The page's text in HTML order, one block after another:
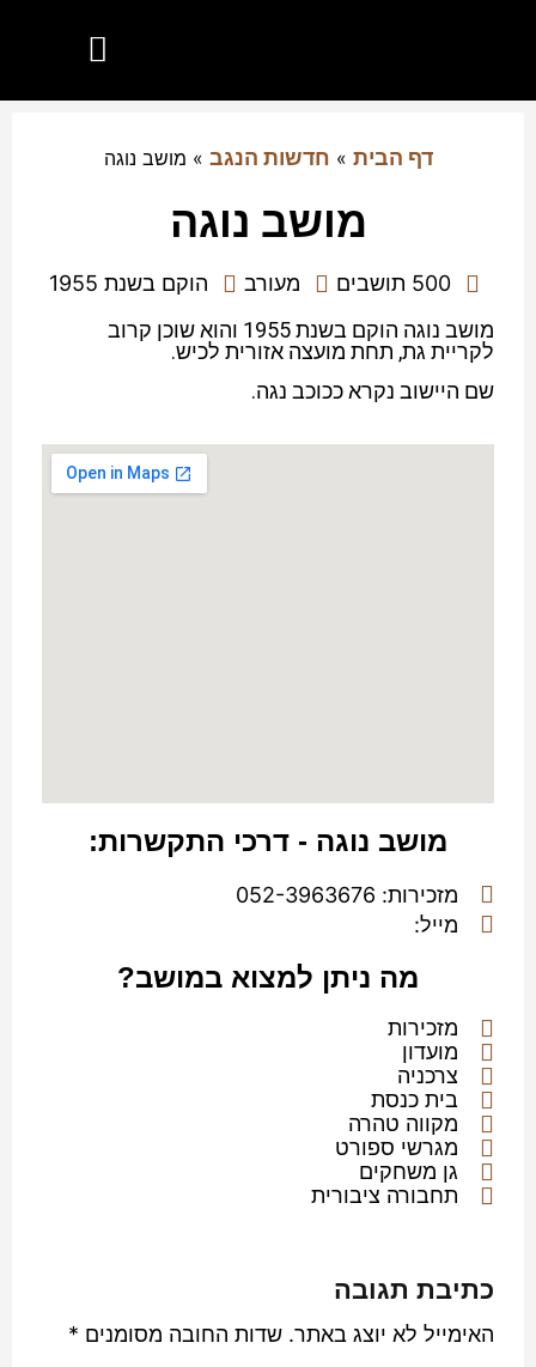
דף הבית » חדשות הנגב » מושב נוגה
מושב נוגה
500 תושבים מעורב
הוקם בשנת 1955
מושב נוגה הוקם בשנת 1955 והוא שוכן קרוב
לקריית גת, תחת מועצה אזורית לכיש.
שם היישוב נקרא ככוכב נגה.
מושב נוגה - דרכי התקשרות:
מזכירות: 052-3963676
מייל:
מה ניתן למצוא במושב?
מזכירות
מועדון
צרכניה
בית כנסת
מקווה טהרה
מגרשי ספורט
גן משחקים
תחבורה ציבורית
כתיבת תגובה
האימייל לא יוצג באתר. שדות החובה מסומנים *